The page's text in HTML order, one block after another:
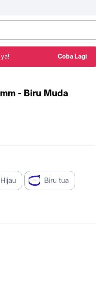
- Biru Muda
Hijau Biru tua
Coba Lagi